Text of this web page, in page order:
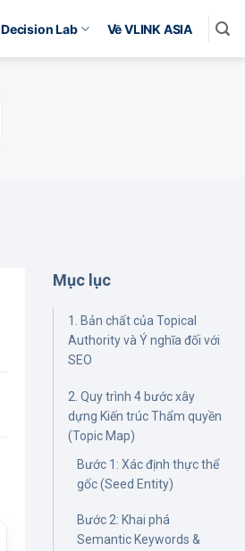
Decision Lab Về VLINK ASIA
Mục lục
1. Bản chất của Topical
Authority và Ý nghĩa đối với
SEO
2. Quy trình 4 bước xây
dựng Kiến trúc Thẩm quyền
(Topic Map)
Bước 1: Xác định thực thể
gốc (Seed Entity)
Bước 2: Khai phá
Semantic Keywords &